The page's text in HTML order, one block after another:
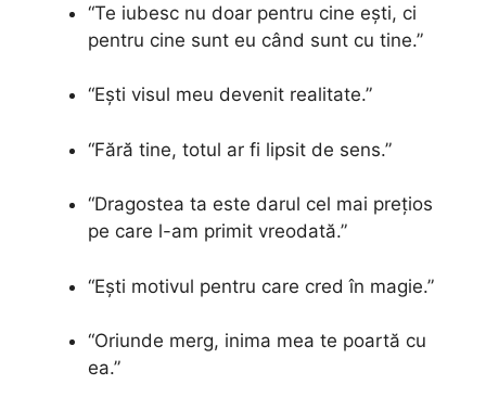
“Te iubesc nu doar pentru cine ești, ci
pentru cine sunt eu când sunt cu tine.”
“Ești visul meu devenit realitate.”
“Fără tine, totul ar fi lipsit de sens.”
“Dragostea ta este darul cel mai prețios
pe care l-am primit vreodată.”
“Ești motivul pentru care cred în magie.”
“Oriunde merg, inima mea te poartă cu
ea.”